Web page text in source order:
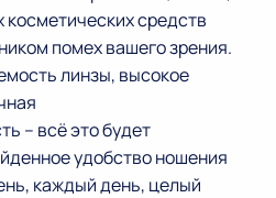
косметических средств
помех вашего зрения.
линзы, высокое
– всё это будет
удобство ношения
каждый день, целый